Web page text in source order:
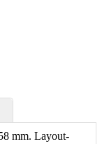
mm. Layout-